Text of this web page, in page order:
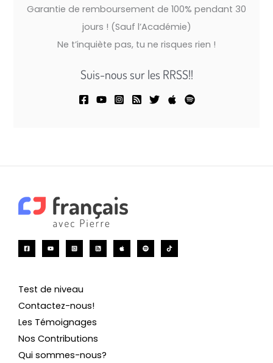
Garantie de remboursement de 100% pendant 30
jours ! (Sauf l’Académie)
Ne t’inquiète pas, tu ne risques rien !
Suis-nous sur les RRSS!!
Test de niveau
Contactez-nous!
Les Témoignages
Nos Contributions
Qui sommes-nous?